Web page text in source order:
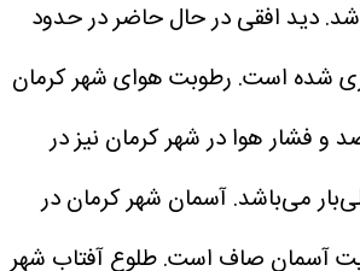
دید افقی در حال حاضر در حدود
شده است. رطوبت هوای شهر کرمان
لحظه 10 درصد و فشار هوا در شهر کرمان نیز در
آسمان شهر کرمان در
آسمان صاف است.طلوع آفتاب شهر